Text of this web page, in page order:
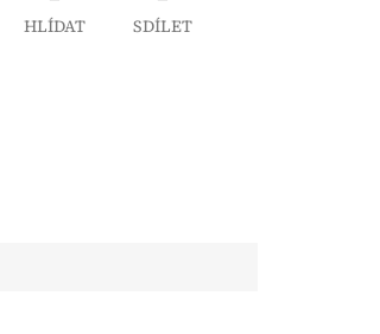
HLÍDAT SDÍLET